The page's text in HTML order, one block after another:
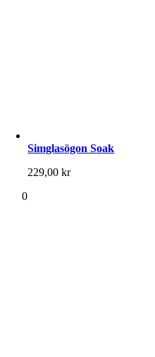
Simglasögon Soak
229,00kr
0